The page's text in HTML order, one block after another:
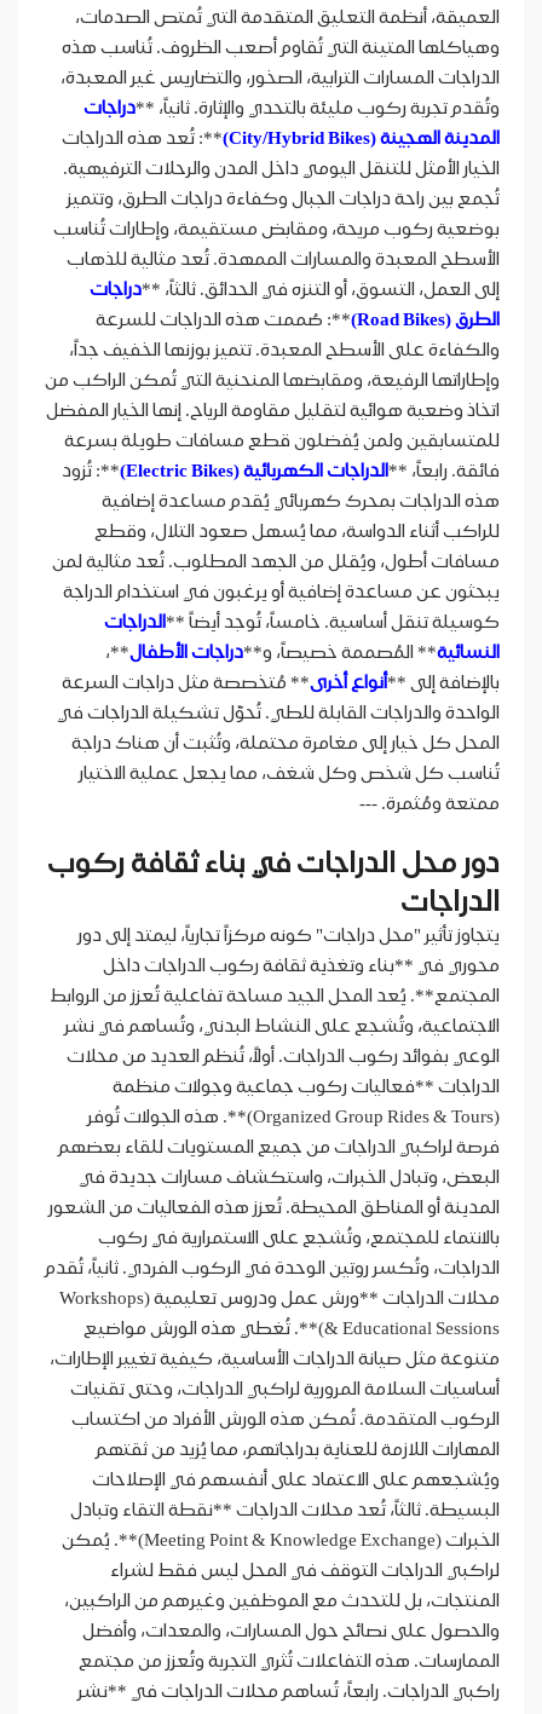
العميقة، أنظمة التعليق المتقدمة التي تُمتص الصدمات،
وهياكلها المتينة التي تُقاوم أصعب الظروف. تُناسب هذه
الدراجات المسارات الترابية، الصخور، والتضاريس غير المعبدة،
وتُقدم تجربة ركوب مليئة بالتحدي والإثارة. ثانياً، **دراجات
المدينة الهجينة (City/Hybrid Bikes)
**: تُعد هذه الدراجات
الخيار الأمثل للتنقل اليومي داخل المدن والرحلات الترفيهية.
تُجمع بين راحة دراجات الجبال وكفاءة دراجات الطرق، وتتميز
بوضعية ركوب مريحة، ومقابض مستقيمة، وإطارات تُناسب
الأسطح المعبدة والمسارات الممهدة. تُعد مثالية للذهاب
إلى العمل، التسوق، أو التنزه في الحدائق. ثالثاً، **دراجات
الطرق (Road Bikes)
**: صُممت هذه الدراجات للسرعة
والكفاءة على الأسطح المعبدة. تتميز بوزنها الخفيف جداً،
وإطاراتها الرفيعة، ومقابضها المنحنية التي تُمكن الراكب من
اتخاذ وضعية هوائية لتقليل مقاومة الرياح. إنها الخيار المفضل
للمتسابقين ولمن يُفضلون قطع مسافات طويلة بسرعة
فائقة. رابعاً، ** الدراجات الكهربائية (Electric Bikes)
**: تُزود
هذه الدراجات بمحرك كهربائي يُقدم مساعدة إضافية
للراكب أثناء الدواسة، مما يُسهل صعود التلال، وقطع
مسافات أطول، ويُقلل من الجهد المطلوب. تُعد مثالية لمن
يبحثون عن مساعدة إضافية أو يرغبون في استخدام الدراجة
كوسيلة تنقل أساسية. خامساً، تُوجد أيضاً ** الدراجات
النسائية** المُصممة خصيصاً، و**دراجات الأطفال**،
بالإضافة إلى **أنواع أخرى** مُتخصصة مثل دراجات السرعة
الواحدة والدراجات القابلة للطي. تُحوّل تشكيلة الدراجات في
المحل كل خيار إلى مغامرة محتملة، وتُثبت أن هناك دراجة
تُناسب كل شخص وكل شغف، مما يجعل عملية الاختيار
ممتعة ومُثمرة. ---
دور محل الدراجات في بناء ثقافة ركوب
الدراجات
يتجاوز تأثير "محل دراجات" كونه مركزاً تجارياً، ليمتد إلى دور
محوري في **بناء وتغذية ثقافة ركوب الدراجات داخل
المجتمع**. يُعد المحل الجيد مساحة تفاعلية تُعزز من الروابط
الاجتماعية، وتُشجع على النشاط البدني، وتُساهم في نشر
الوعي بفوائد ركوب الدراجات. أولاً، تُنظم العديد من محلات
الدراجات **فعاليات ركوب جماعية وجولات منظمة
(Organized Group Rides & Tours)**. هذه الجولات تُوفر
فرصة لراكبي الدراجات من جميع المستويات للقاء بعضهم
البعض، وتبادل الخبرات، واستكشاف مسارات جديدة في
المدينة أو المناطق المحيطة. تُعزز هذه الفعاليات من الشعور
بالانتماء للمجتمع، وتُشجع على الاستمرارية في ركوب
الدراجات، وتُكسر روتين الوحدة في الركوب الفردي. ثانياً، تُقدم
محلات الدراجات **ورش عمل ودروس تعليمية (Workshops
& Educational Sessions)**. تُغطي هذه الورش مواضيع
متنوعة مثل صيانة الدراجات الأساسية، كيفية تغيير الإطارات،
أساسيات السلامة المرورية لراكبي الدراجات، وحتى تقنيات
الركوب المتقدمة. تُمكن هذه الورش الأفراد من اكتساب
المهارات اللازمة للعناية بدراجاتهم، مما يُزيد من ثقتهم
ويُشجعهم على الاعتماد على أنفسهم في الإصلاحات
البسيطة. ثالثاً، تُعد محلات الدراجات **نقطة التقاء وتبادل
الخبرات (Meeting Point & Knowledge Exchange)**. يُمكن
لراكبي الدراجات التوقف في المحل ليس فقط لشراء
المنتجات، بل للتحدث مع الموظفين وغيرهم من الراكبين،
والحصول على نصائح حول المسارات، والمعدات، وأفضل
الممارسات. هذه التفاعلات تُثري التجربة وتُعزز من مجتمع
راكبي الدراجات. رابعاً، تُساهم محلات الدراجات في **نشر